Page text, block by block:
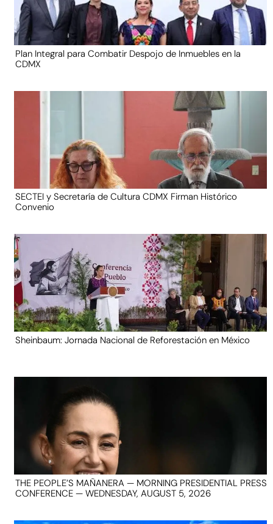
Plan Integral para Combatir Despojo de Inmuebles en la
CDMX
SECTEI y Secretaría de Cultura CDMX Firman Histórico
Convenio
Sheinbaum: Jornada Nacional de Reforestación en México
THE PEOPLE’S MAÑANERA — MORNING PRESIDENTIAL PRESS
CONFERENCE — WEDNESDAY, AUGUST 5, 2026